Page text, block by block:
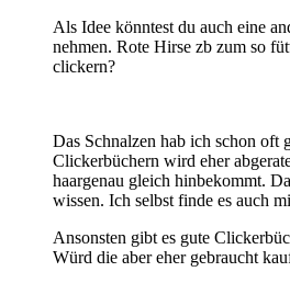
Als Idee könntest du auch eine
nehmen. Rote Hirse zb zum so
clickern?
Das Schnalzen hab ich schon oft
Clickerbüchern wird eher
haargenau gleich hinbekommt.
wissen. Ich selbst finde es auch
Ansonsten gibt es gute
Würd die aber eher gebraucht